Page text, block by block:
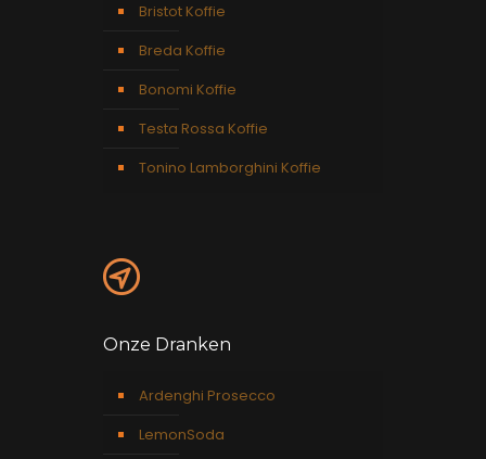
Bristot Koffie
Breda Koffie
Bonomi Koffie
Testa Rossa Koffie
Tonino Lamborghini Koffie
Onze Dranken
Ardenghi Prosecco
LemonSoda